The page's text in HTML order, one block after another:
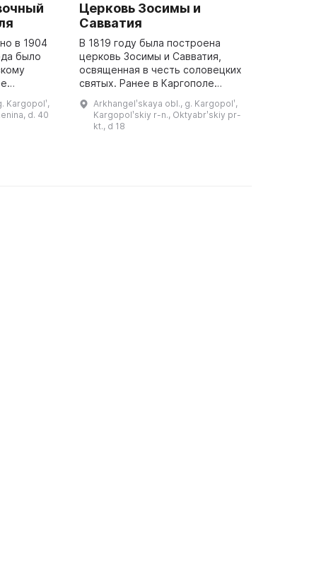
в 1904
было
для
Kargopolʹ,
d. 40
Церковь Зосимы и
Савватия
В 1819 году была построена
церковь Зосимы и Савватия,
освященная в честь соловецких
святых. Ранее в Каргополе
церковь, но в 1815–1818 годах
она была перестроена в
Arkhangelʹskaya obl., g. Kargopolʹ,
Kargopolʹskiy r-n., Oktyabrʹskiy pr-
kt., d 18